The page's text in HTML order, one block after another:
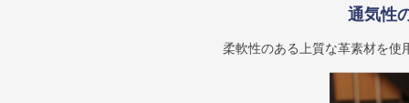
通気性
柔軟性のある上質な革素材を使